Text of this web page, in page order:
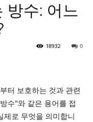
방수: 어느
0
18932
터 보호하는 것과 관련
수"와 같은 용어를 접
제로 무엇을 의미합니